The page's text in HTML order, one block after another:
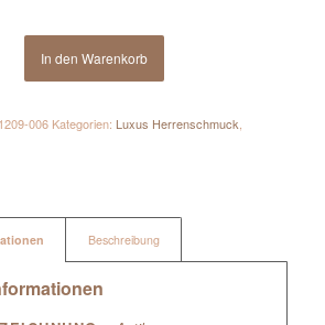
In den Warenkorb
006 Kategorien: Luxus Herrenschmuck
Beschreibung